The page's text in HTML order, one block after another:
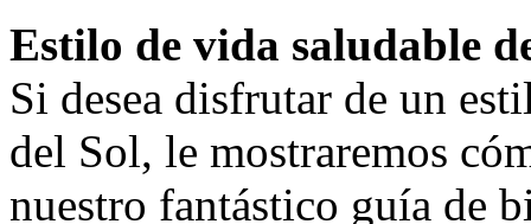
Estilo de vida saludable
Si desea disfrutar de un
del Sol, le mostraremos
nuestro fantástico guía de